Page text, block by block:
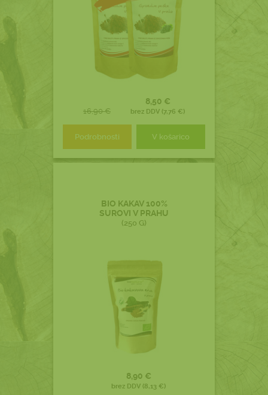
16,90 €
8,50 €
brez DDV (7,76 €)
Podrobnosti V košarico
BIO KAKAV 100%
SUROVI V PRAHU
(250 G)
8,90 €
brez DDV (8,13 €)